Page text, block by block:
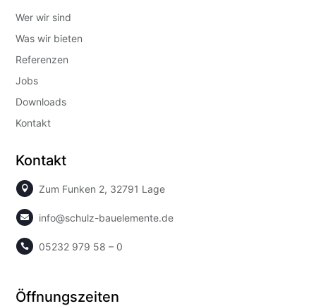
Wer wir sind
Was wir bieten
Referenzen
Jobs
Downloads
Kontakt
Kontakt
 Zum Funken 2, 32791 Lage
 info@schulz-bauelemente.de
 05232 979 58 – 0
Öffnungszeiten